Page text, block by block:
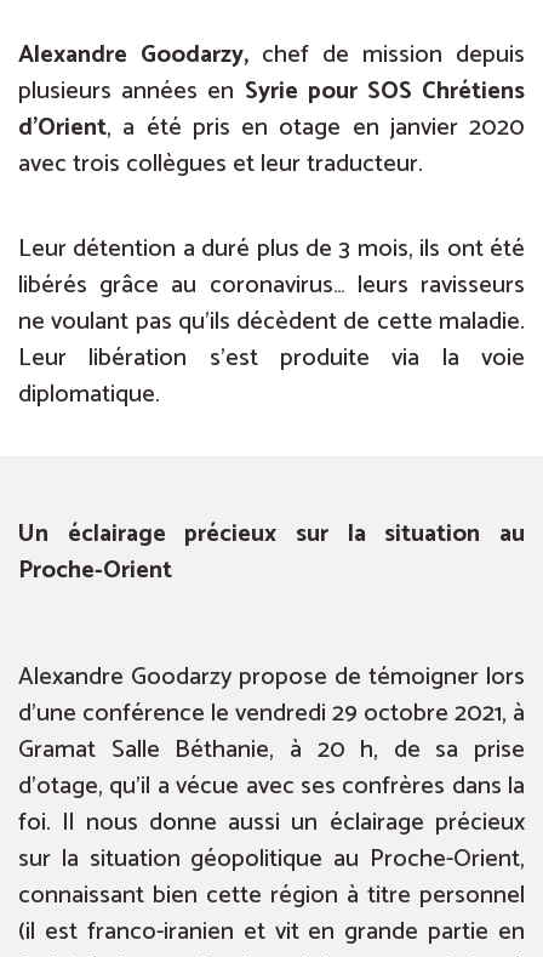
Alexandre Goodarzy, chef de mission depuis
plusieurs années en Syrie pour SOS Chrétiens
d’Orient, a été pris en otage en janvier 2020
avec trois collègues et leur traducteur.
Leur détention a duré plus de 3 mois, ils ont été
libérés grâce au coronavirus… leurs ravisseurs
ne voulant pas qu’ils décèdent de cette maladie.
Leur libération s’est produite via la voie
diplomatique.
Un éclairage précieux sur la situation au
Proche-Orient
Alexandre Goodarzy propose de témoigner lors
d’une conférence le vendredi 29 octobre 2021, à
Gramat Salle Béthanie, à 20 h, de sa prise
d’otage, qu’il a vécue avec ses confrères dans la
foi. Il nous donne aussi un éclairage précieux
sur la situation géopolitique au Proche-Orient,
connaissant bien cette région à titre personnel
(il est franco-iranien et vit en grande partie en